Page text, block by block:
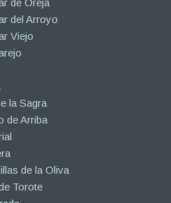
del Arroyo
Viejo
la Sagra
de Arriba
de la Oliva
Torote